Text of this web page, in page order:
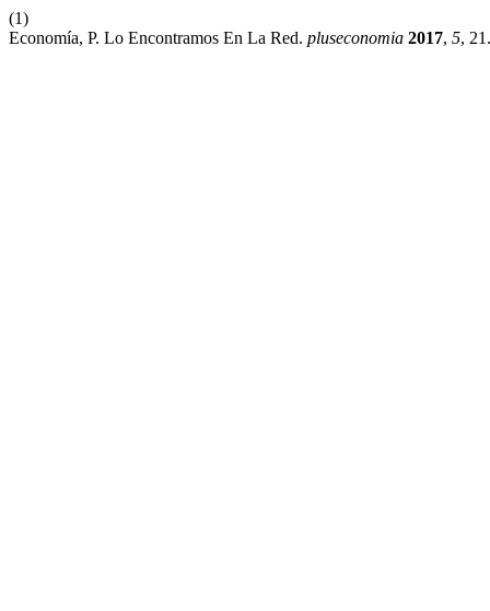
(1)
Economía, P. Lo Encontramos En La Red. pluseconomia 2017, 5, 21.